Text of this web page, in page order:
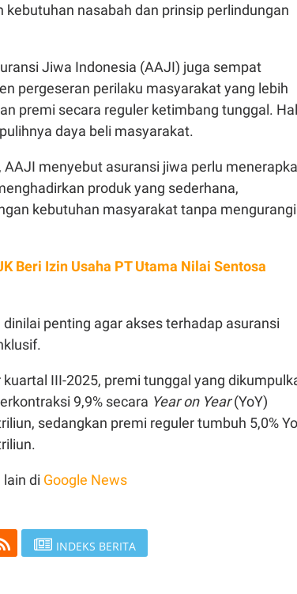
kebutuhan nasabah dan prinsip perlindungan
Jiwa Indonesia (AAJI) juga sempat
pergeseran perilaku masyarakat yang lebih
premi secara reguler ketimbang tunggal. Hal
daya beli masyarakat.
menyebut asuransi jiwa perlu
produk yang sederhana,
kebutuhan masyarakat tanpa mengurangi
Beri Izin Usaha PT Utama Nilai Sentosa
penting agar akses terhadap asuransi
III-2025, premi tunggal yang
9,9% secara Year on Year(YoY)
sedangkan premi reguler tumbuh 5,0%
lain di Google News
INDEKS BERITA